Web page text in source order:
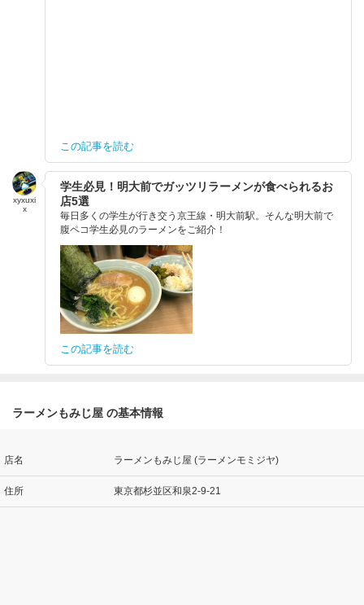
この記事を読む
xyxuxi
x
学生必見！明大前でガッツリラーメンが食べられるお
店5選
毎日多くの学生が行き交う京王線・明大前駅。そんな明大前で
腹ペコ学生必見のラーメンをご紹介！
この記事を読む
ラーメンもみじ屋 の基本情報
店名 ラーメンもみじ屋 (ラーメンモミジヤ)
住所 東京都杉並区和泉2-9-21